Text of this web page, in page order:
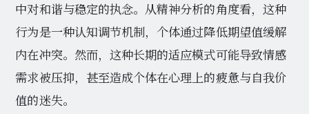
中对和谐与稳定的执念。从精神分析的角度看，这种
行为是一种认知调节机制，个体通过降低期望值缓解
内在冲突。然而，这种长期的适应模式可能导致情感
需求被压抑，甚至造成个体在心理上的疲惫与自我价
值的迷失。